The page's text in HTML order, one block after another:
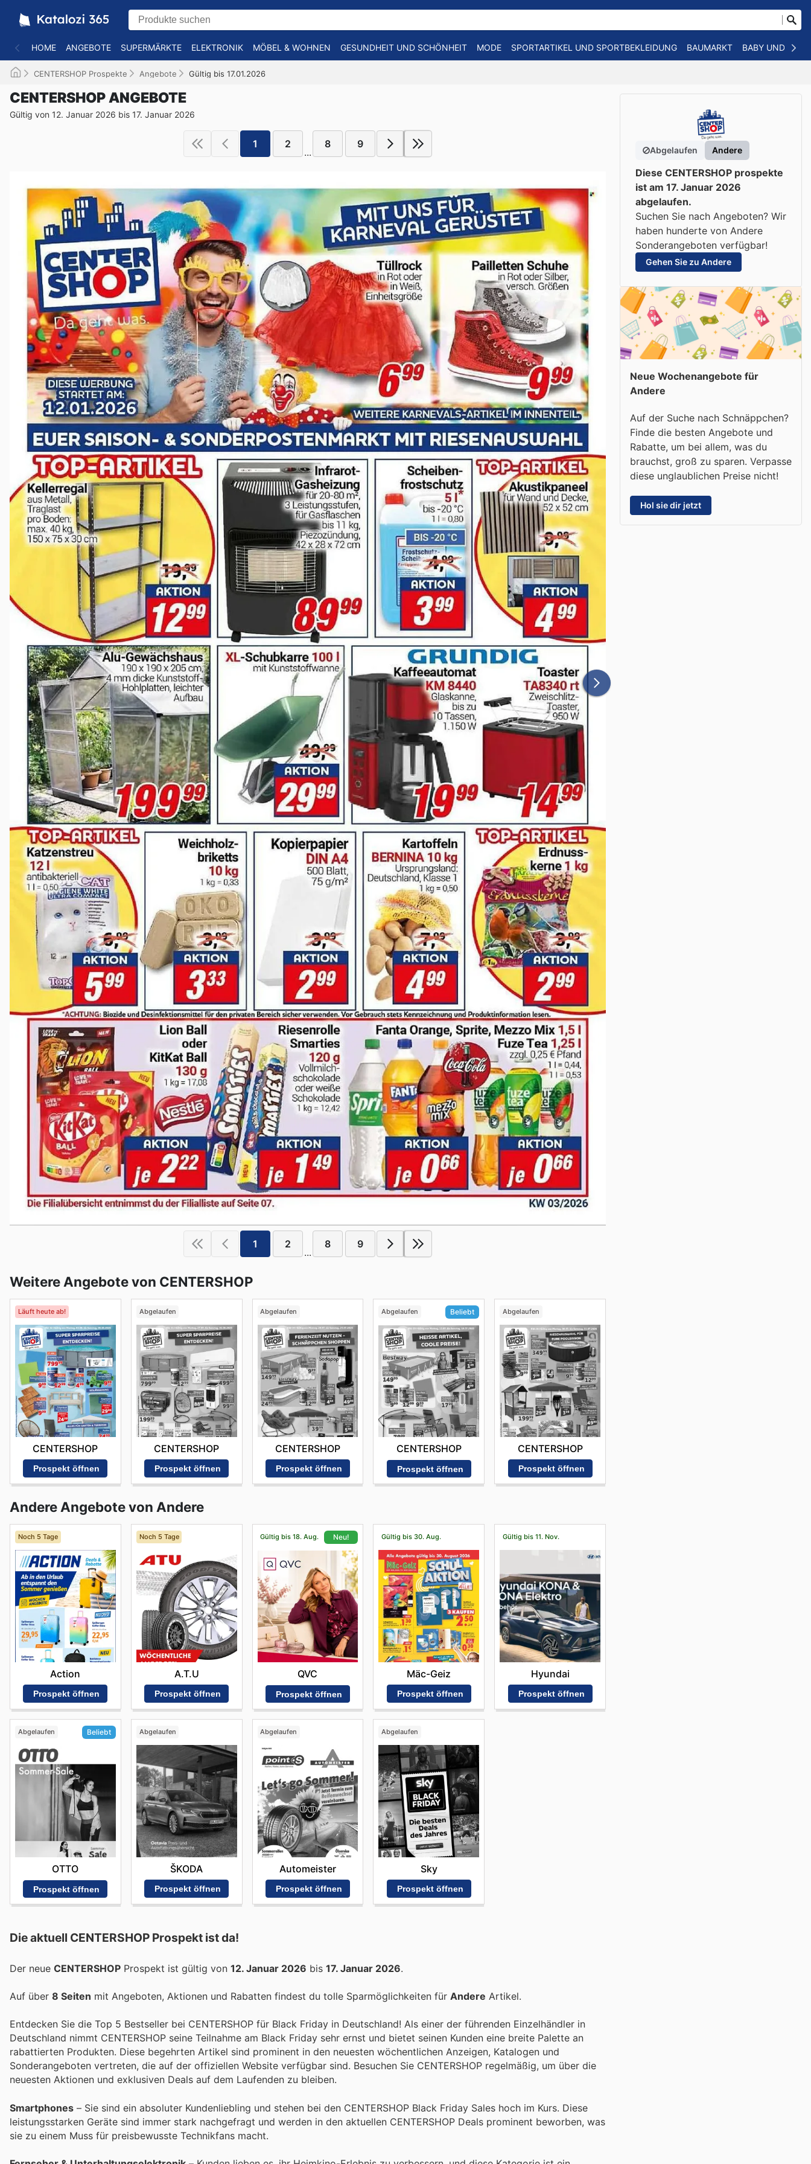
HOME ANGEBOTE SUPERMÄRKTE ELEKTRONIK MÖBEL & WOHNEN GESUNDHEIT UND SCHÖNHEIT MODE SPORTARTIKEL UND SPORTBEKLEIDUNG BAUMARKT BABY UND KIND
CENTERSHOP Prospekte Angebote Gültig bis 17.01.2026
CENTERSHOP ANGEBOTE
Gültig von 12. Januar 2026 bis 17. Januar 2026
1 2
...
8 9
1 2
...
8 9
Weitere Angebote von CENTERSHOP
Läuft heute ab!
CENTERSHOP
Prospekt öffnen
Abgelaufen
CENTERSHOP
Prospekt öffnen
Abgelaufen
CENTERSHOP
Prospekt öffnen
Abgelaufen Beliebt
CENTERSHOP
Prospekt öffnen
Abgelaufen
CENTERSHOP
Prospekt öffnen
Andere Angebote von Andere
Noch 5 Tage
Action
Prospekt öffnen
Noch 5 Tage
A.T.U
Prospekt öffnen
Gültig bis 18. Aug. Neu!
QVC
Prospekt öffnen
Gültig bis 30. Aug.
Mäc-Geiz
Prospekt öffnen
Gültig bis 11. Nov.
Hyundai
Prospekt öffnen
Abgelaufen Beliebt
OTTO
Prospekt öffnen
Abgelaufen
ŠKODA
Prospekt öffnen
Abgelaufen
Automeister
Prospekt öffnen
Abgelaufen
Sky
Prospekt öffnen
Die aktuell CENTERSHOP Prospekt ist da!
Der neue CENTERSHOP Prospekt ist gültig von 12. Januar 2026 bis 17. Januar 2026.
Auf über 8 Seiten mit Angeboten, Aktionen und Rabatten findest du tolle Sparmöglichkeiten für Andere Artikel.
Entdecken Sie die Top 5 Bestseller bei CENTERSHOP für Black Friday in Deutschland! Als einer der führenden Einzelhändler in
Deutschland nimmt CENTERSHOP seine Teilnahme am Black Friday sehr ernst und bietet seinen Kunden eine breite Palette an
rabattierten Produkten. Diese begehrten Artikel sind prominent in den neuesten wöchentlichen Anzeigen, Katalogen und
Sonderangeboten vertreten, die auf der offiziellen Website verfügbar sind. Besuchen Sie CENTERSHOP regelmäßig, um über die
neuesten Aktionen und exklusiven Deals auf dem Laufenden zu bleiben.
Smartphones – Sie sind ein absoluter Kundenliebling und stehen bei den CENTERSHOP Black Friday Sales hoch im Kurs. Diese
leistungsstarken Geräte sind immer stark nachgefragt und werden in den aktuellen CENTERSHOP Deals prominent beworben, was
sie zu einem Muss für preisbewusste Technikfans macht.
Abgelaufen Andere
Diese CENTERSHOP prospekte
ist am 17. Januar 2026
abgelaufen.
Suchen Sie nach Angeboten? Wir
haben hunderte von Andere
Sonderangeboten verfügbar!
Gehen Sie zu Andere
Neue Wochenangebote für
Andere
Auf der Suche nach Schnäppchen?
Finde die besten Angebote und
Rabatte, um bei allem, was du
brauchst, groß zu sparen. Verpasse
diese unglaublichen Preise nicht!
Hol sie dir jetzt